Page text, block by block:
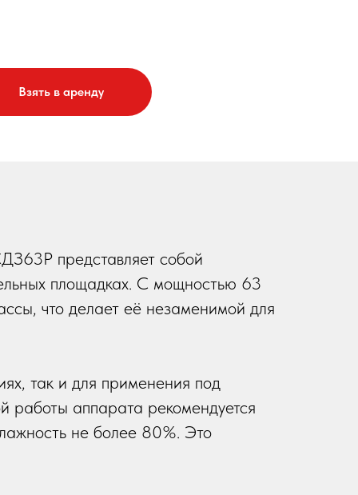
Взять в аренду
представляет собой
площадках. С мощностью 63
что делает её незаменимой для
так и для применения под
работы аппарата рекомендуется
не более 80%. Это